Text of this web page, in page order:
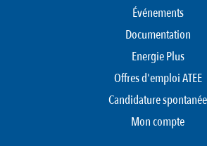
Événements
Documentation
Energie Plus
Offres d'emploi ATEE
Candidature spontanée
Mon compte